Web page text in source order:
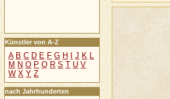
Künstler von A-Z
A B C D E F G H J K L
M N O P Q R S T U V
W X Y Z
nach Jahrhunderten